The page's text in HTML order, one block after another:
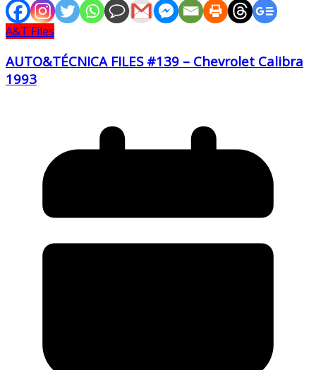
A&T Files
AUTO&TÉCNICA FILES #139 – Chevrolet Calibra
1993